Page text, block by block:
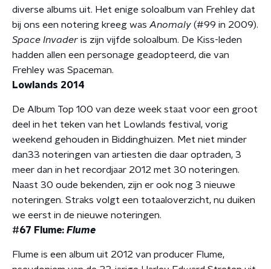
diverse albums uit. Het enige soloalbum van Frehley dat
bij ons een notering kreeg was Anomaly (#99 in 2009).
Space Invader is zijn vijfde soloalbum. De Kiss-leden
hadden allen een personage geadopteerd, die van
Frehley was Spaceman.
Lowlands 2014
De Album Top 100 van deze week staat voor een groot
deel in het teken van het Lowlands festival, vorig
weekend gehouden in Biddinghuizen. Met niet minder
dan33 noteringen van artiesten die daar optraden, 3
meer dan in het recordjaar 2012 met 30 noteringen.
Naast 30 oude bekenden, zijn er ook nog 3 nieuwe
noteringen. Straks volgt een totaaloverzicht, nu duiken
we eerst in de nieuwe noteringen.
#67 Flume: Flume
Flume is een album uit 2012 van producer Flume,